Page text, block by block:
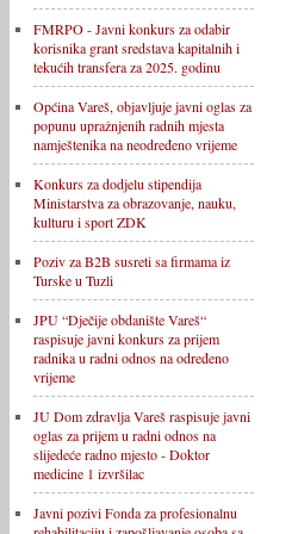
FMRPO - Javni konkurs za odabir
korisnika grant sredstava kapitalnih i
tekućih transfera za 2025. godinu
Općina Vareš, objavljuje javni oglas za
popunu upražnjenih radnih mjesta
namještenika na neodređeno vrijeme
Konkurs za dodjelu stipendija
Ministarstva za obrazovanje, nauku,
kulturu i sport ZDK
Poziv za B2B susreti sa firmama iz
Turske u Tuzli
JPU “Dječije obdanište Vareš“
raspisuje javni konkurs za prijem
radnika u radni odnos na određeno
vrijeme
JU Dom zdravlja Vareš raspisuje javni
oglas za prijem u radni odnos na
slijedeće radno mjesto - Doktor
medicine 1 izvršilac
Javni pozivi Fonda za profesionalnu